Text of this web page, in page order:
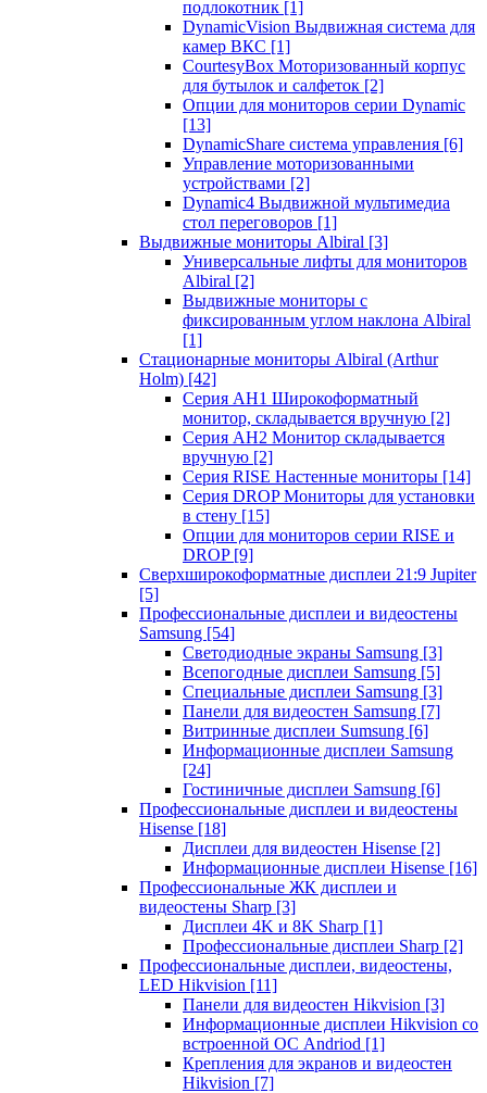
подлокотник [1]
DynamicVision Выдвижная система для
камер ВКС [1]
CourtesyBox Моторизованный корпус
для бутылок и салфеток [2]
Опции для мониторов серии Dynamic
[13]
DynamicShare система управления [6]
Управление моторизованными
устройствами [2]
Dynamic4 Выдвижной мультимедиа
стол переговоров [1]
Выдвижные мониторы Albiral [3]
Универсальные лифты для мониторов
Albiral [2]
Выдвижные мониторы с
фиксированным углом наклона Albiral
[1]
Стационарные мониторы Albiral (Arthur
Holm) [42]
Серия AH1 Широкоформатный
монитор, складывается вручную [2]
Серия AH2 Монитор складывается
вручную [2]
Серия RISE Настенные мониторы [14]
Серия DROP Мониторы для установки
в стену [15]
Опции для мониторов серии RISE и
DROP [9]
Сверхширокоформатные дисплеи 21:9 Jupiter
[5]
Профессиональные дисплеи и видеостены
Samsung [54]
Светодиодные экраны Samsung [3]
Всепогодные дисплеи Samsung [5]
Специальные дисплеи Samsung [3]
Панели для видеостен Samsung [7]
Витринные дисплеи Sumsung [6]
Информационные дисплеи Samsung
[24]
Гостиничные дисплеи Samsung [6]
Профессиональные дисплеи и видеостены
Hisense [18]
Дисплеи для видеостен Hisense [2]
Информационные дисплеи Hisense [16]
Профессиональные ЖК дисплеи и
видеостены Sharp [3]
Дисплеи 4K и 8K Sharp [1]
Профессиональные дисплеи Sharp [2]
Профессиональные дисплеи, видеостены,
LED Hikvision [11]
Панели для видеостен Hikvision [3]
Информационные дисплеи Hikvision со
встроенной ОС Andriod [1]
Крепления для экранов и видеостен
Hikvision [7]